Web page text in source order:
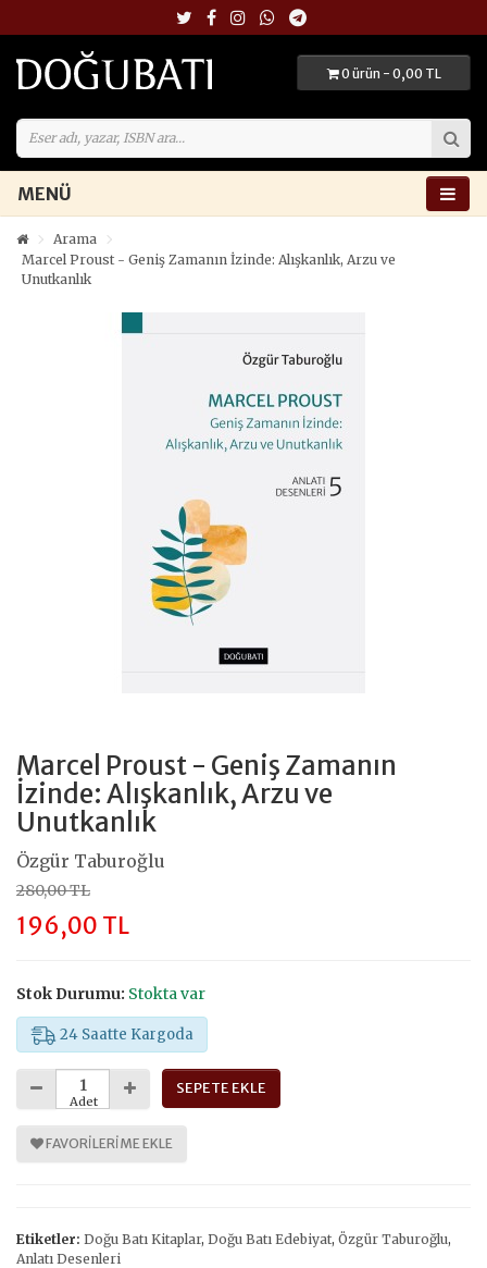
0 ürün - 0,00 TL
MENÜ
Arama
Marcel Proust - Geniş Zamanın İzinde: Alışkanlık, Arzu ve
Unutkanlık
Marcel Proust - Geniş Zamanın
İzinde: Alışkanlık, Arzu ve
Unutkanlık
Özgür Taburoğlu
280,00 TL
196,00 TL
Stok Durumu: Stokta var
24 Saatte Kargoda
Adet
SEPETE EKLE
FAVORILERIME EKLE
Etiketler: Doğu Batı Kitaplar, Doğu Batı Edebiyat, Özgür Taburoğlu,
Anlatı Desenleri